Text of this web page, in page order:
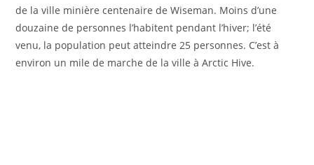
de la ville minière centenaire de Wiseman. Moins d’une
douzaine de personnes l’habitent pendant l’hiver; l’été
venu, la population peut atteindre 25 personnes. C’est à
environ un mile de marche de la ville à Arctic Hive.